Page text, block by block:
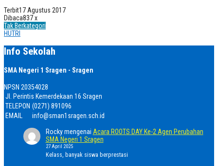
Terbit17 Agustus 2017
Dibaca837 x
Tak Berkategori
HUTRI
Info Sekolah
SMA Negeri 1 Sragen - Sragen
NPSN 20354028
Jl. Perintis Kemerdekaan 16 Sragen
TELEPON (0271) 891096
EMAIL
info@sman1sragen.sch.id
Rockymengenai Acara ROOTS DAY Ke-2 Agen Perubahan
SMA Negeri 1 Sragen
27 April 2025
Kelass, banyak siswa berprestasi